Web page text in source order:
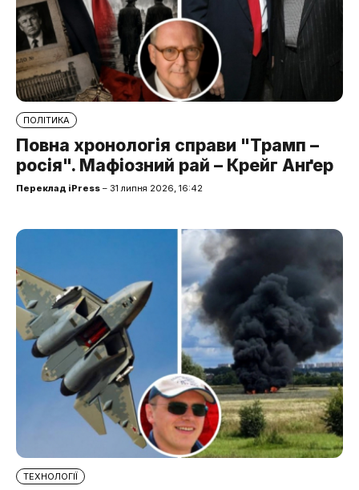
ПОЛІТИКА
Повна хронологія справи "Трамп –
росія". Мафіозний рай – Крейг Анґер
Переклад iPress – 31 липня 2026, 16:42
ТЕХНОЛОГІЇ